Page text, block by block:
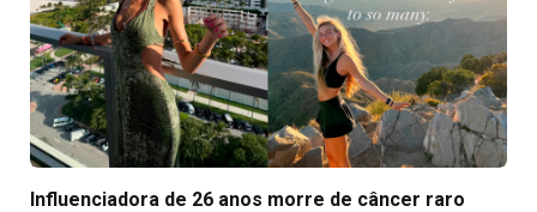
Influenciadora de 26 anos morre de câncer raro